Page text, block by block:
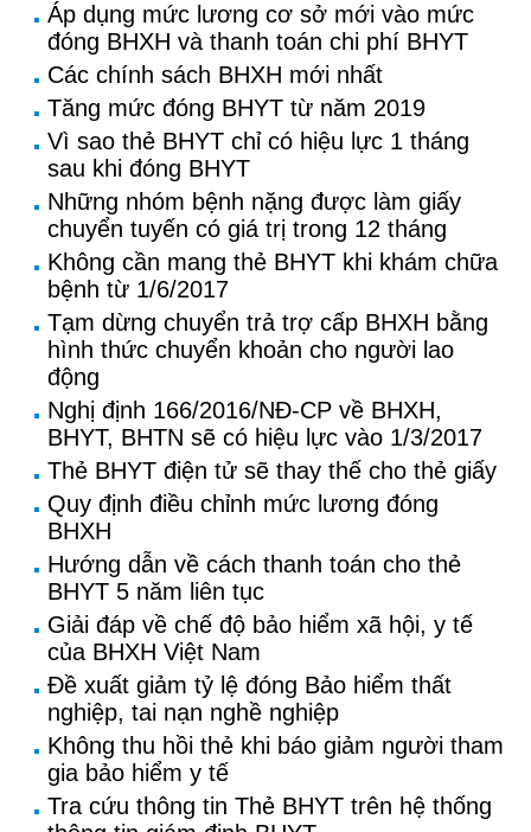
Áp dụng mức lương cơ sở mới vào mức
đóng BHXH và thanh toán chi phí BHYT
Các chính sách BHXH mới nhất
Tăng mức đóng BHYT từ năm 2019
Vì sao thẻ BHYT chỉ có hiệu lực 1 tháng
sau khi đóng BHYT
Những nhóm bệnh nặng được làm giấy
chuyển tuyến có giá trị trong 12 tháng
Không cần mang thẻ BHYT khi khám chữa
bệnh từ 1/6/2017
Tạm dừng chuyển trả trợ cấp BHXH bằng
hình thức chuyển khoản cho người lao
động
Nghị định 166/2016/NĐ-CP về BHXH,
BHYT, BHTN sẽ có hiệu lực vào 1/3/2017
Thẻ BHYT điện tử sẽ thay thế cho thẻ giấy
Quy định điều chỉnh mức lương đóng
BHXH
Hướng dẫn về cách thanh toán cho thẻ
BHYT 5 năm liên tục
Giải đáp về chế độ bảo hiểm xã hội, y tế
của BHXH Việt Nam
Đề xuất giảm tỷ lệ đóng Bảo hiểm thất
nghiệp, tai nạn nghề nghiệp
Không thu hồi thẻ khi báo giảm người tham
gia bảo hiểm y tế
Tra cứu thông tin Thẻ BHYT trên hệ thống